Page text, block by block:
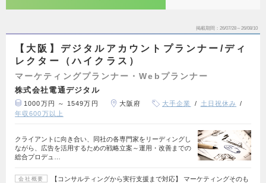
掲載期間 26/07/28～26/08/10
【大阪】デジタルアカウントプランナー/ディ
レクター（ハイクラス）
マーケティングプランナー・Webプランナー
株式会社電通デジタル
1000万円 ～ 1549万円 大阪府 大手企業
土日祝休み
年収600万以上
クライアントに向き合い、同社の各専門家をリーディングし
ながら、広告を活用するための戦略立案～運用・改善までの
総合プロデュ…
会社概要
【コンサルティングから実行支援まで対応】 マーケティングそのも